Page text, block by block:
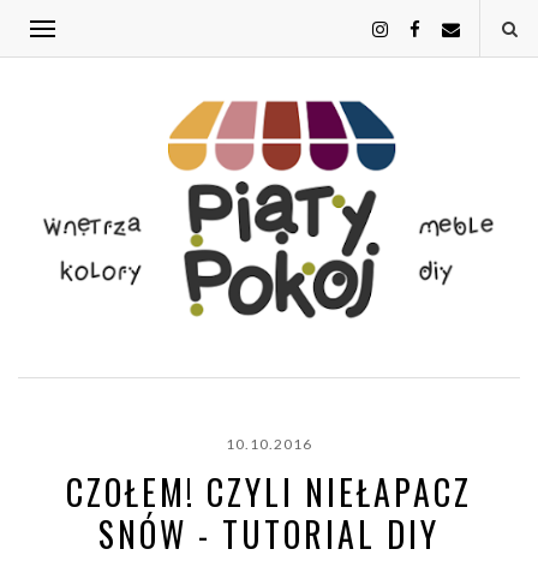
10.10.2016
CZOŁEM! CZYLI NIEŁAPACZ
SNÓW - TUTORIAL DIY